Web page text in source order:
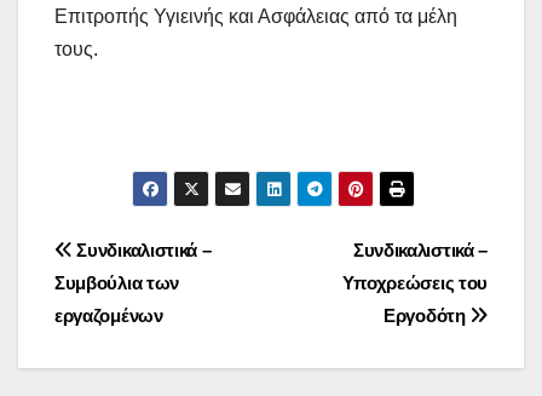
Επιτροπής Υγιεινής και Ασφάλειας από τα μέλη
τους.
Πλοήγηση
άρθρων
Συνδικαλιστικά –
Υποχρεώσεις του
Εργοδότη
Συνδικαλιστικά –
Συμβούλια των
εργαζομένων